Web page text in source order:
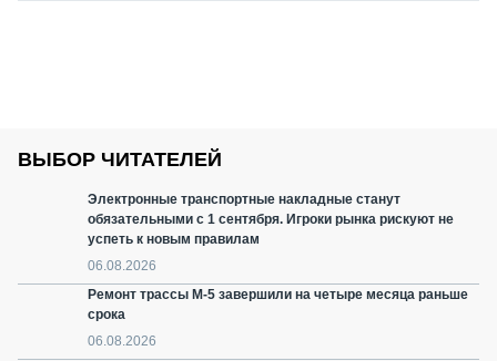
ВЫБОР ЧИТАТЕЛЕЙ
Электронные транспортные накладные станут
обязательными с 1 сентября. Игроки рынка рискуют не
успеть к новым правилам
06.08.2026
Ремонт трассы М-5 завершили на четыре месяца раньше
срока
06.08.2026